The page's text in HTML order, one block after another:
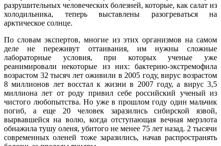
разрушительных человеческих болезней, которые, как салат из
холодильника, теперь выставлены разогреваться на
арктическое солнце.
По словам экспертов, многие из этих организмов на самом
деле не переживут оттаивания, им нужны сложные
лабораторные условия, при которых ученые уже
реанимировали некоторые из них: бактерию-экстремофила
возрастом 32 тысяч лет оживили в 2005 году, вирус возрастом
8 миллионов лет восстал к жизни в 2007 году, а вирус 3,5
миллиона лет от роду привил себе российский ученый из
чистого любопытства. Но уже в прошлом году один мальчик
погиб, а еще 20 человек заразились сибирской язвой,
вырвавшейся на волю, когда отступающая вечная мерзлота
обнажила тушу оленя, убитого не менее 75 лет назад. 2 тысячи
современных оленей тоже заразились, начав распространять